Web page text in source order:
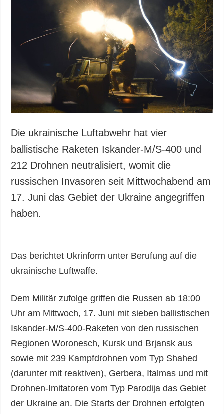
Die ukrainische Luftabwehr hat vier
ballistische Raketen Iskander-M/S-400 und
212 Drohnen neutralisiert, womit die
russischen Invasoren seit Mittwochabend am
17. Juni das Gebiet der Ukraine angegriffen
haben.
Das berichtet Ukrinform unter Berufung auf die
ukrainische Luftwaffe.
Dem Militär zufolge griffen die Russen ab 18:00
Uhr am Mittwoch, 17. Juni mit sieben ballistischen
Iskander-M/S-400-Raketen von den russischen
Regionen Woronesch, Kursk und Brjansk aus
sowie mit 239 Kampfdrohnen vom Typ Shahed
(darunter mit reaktiven), Gerbera, Italmas und mit
Drohnen-Imitatoren vom Typ Parodija das Gebiet
der Ukraine an. Die Starts der Drohnen erfolgten